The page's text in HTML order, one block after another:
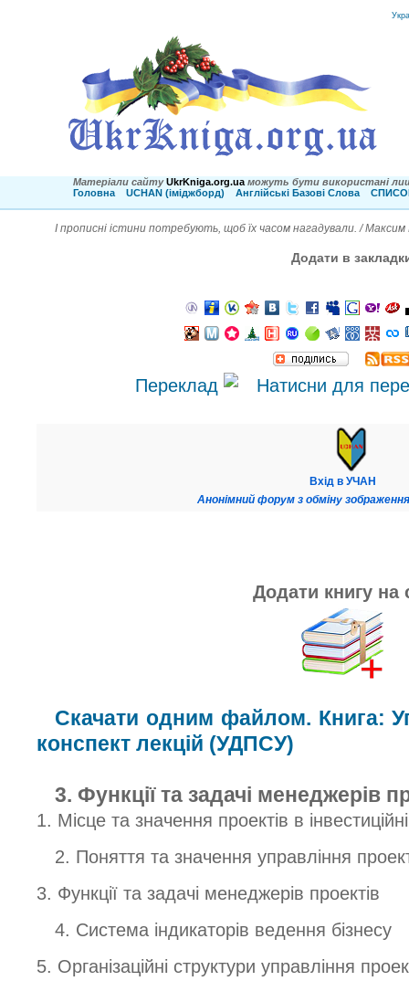
Матеріали сайту UkrKniga.org.ua можуть бути використані
Головна
UCHAN (іміджборд) Англійські Базові Слова
І прописні істини потребують, щоб їх часом нагадували. / Максим
Додати в
Переклад
Вхід в УЧАН
Анонімний форум з обміну
Додати книгу на
Скачати одним файлом. Книга:
конспект лекцій (УДПСУ)
3. Функції та задачі менеджерів
1. Місце та значення проектів в
2. Поняття та значення управління
3. Функції та задачі менеджерів проектів
4. Система індикаторів ведення бізнесу
5. Організаційні структури управління